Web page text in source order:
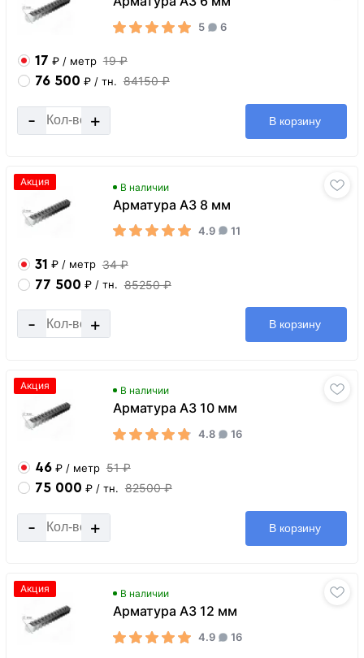
5 6
17 ₽ / метр 19 ₽
76 500 ₽ / тн. 84150 ₽
- + В корзину
В наличии
Арматура А3 8 мм
4.9 11
Акция
31 ₽ / метр 34 ₽
77 500 ₽ / тн. 85250 ₽
- + В корзину
В наличии
Арматура А3 10 мм
4.8 16
Акция
46 ₽ / метр 51 ₽
75 000 ₽ / тн. 82500 ₽
- + В корзину
В наличии
Арматура А3 12 мм
4.9 16
Акция